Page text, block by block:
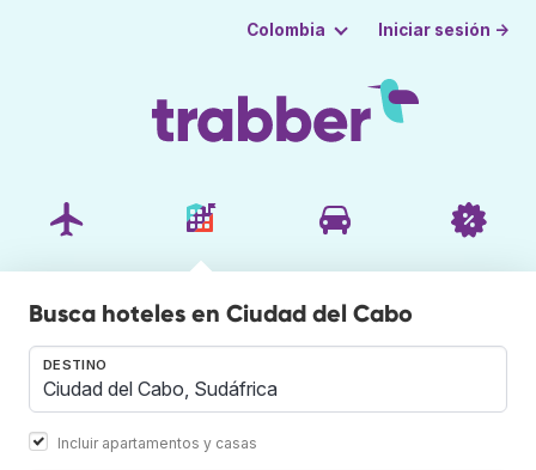
Colombia Iniciar sesión →
Busca hoteles en Ciudad del Cabo
DESTINO
Incluir apartamentos y casas